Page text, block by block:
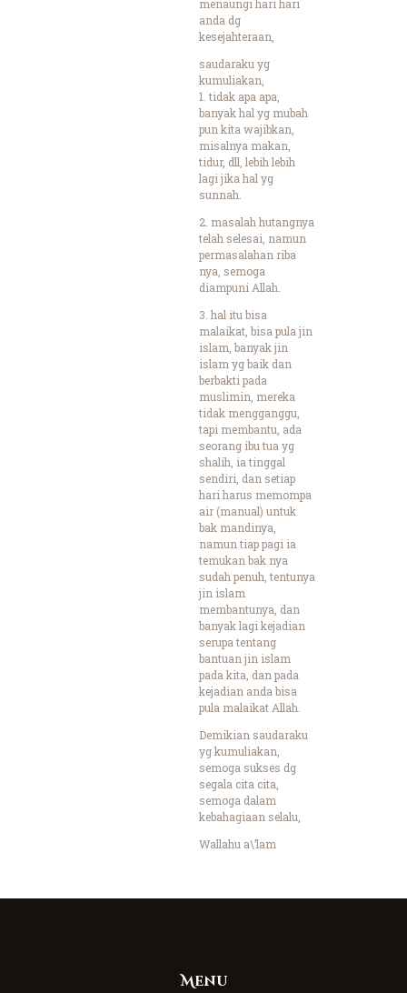
menaungi hari hari
anda dg
kesejahteraan,
saudaraku yg
kumuliakan,
1. tidak apa apa,
banyak hal yg mubah
pun kita wajibkan,
misalnya makan,
tidur, dll, lebih lebih
lagi jika hal yg
sunnah.
2. masalah hutangnya
telah selesai, namun
permasalahan riba
nya, semoga
diampuni Allah.
3. hal itu bisa
malaikat, bisa pula jin
islam, banyak jin
islam yg baik dan
berbakti pada
muslimin, mereka
tidak mengganggu,
tapi membantu, ada
seorang ibu tua yg
shalih, ia tinggal
sendiri, dan setiap
hari harus memompa
air (manual) untuk
bak mandinya,
namun tiap pagi ia
temukan bak nya
sudah penuh, tentunya
jin islam
membantunya, dan
banyak lagi kejadian
serupa tentang
bantuan jin islam
pada kita, dan pada
kejadian anda bisa
pula malaikat Allah.
Demikian saudaraku
yg kumuliakan,
semoga sukses dg
segala cita cita,
semoga dalam
kebahagiaan selalu,
Wallahu a\’lam
Menu